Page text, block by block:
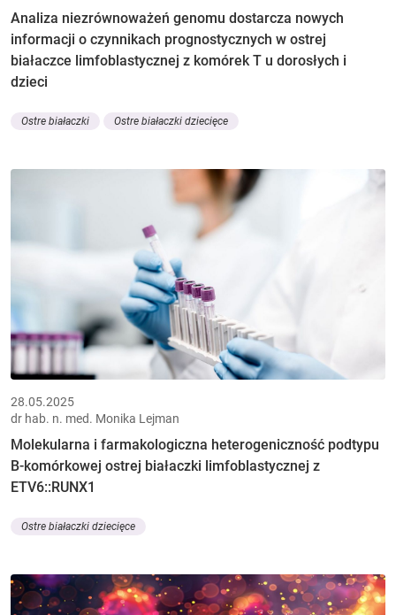
Analiza niezrównoważeń genomu dostarcza nowych
informacji o czynnikach prognostycznych w ostrej
białaczce limfoblastycznej z komórek T u dorosłych i
dzieci
Ostre białaczki Ostre białaczki dziecięce
28.05.2025
dr hab. n. med. Monika Lejman
Molekularna i farmakologiczna heterogeniczność podtypu
B-komórkowej ostrej białaczki limfoblastycznej z
ETV6::RUNX1
Ostre białaczki dziecięce